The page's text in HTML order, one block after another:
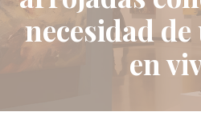
necesidad
en